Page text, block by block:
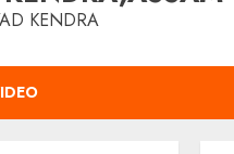
KENDRA